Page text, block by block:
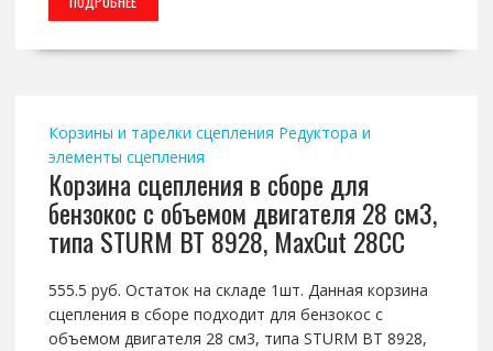
Корзины и тарелки сцепления Редуктора и
элементы сцепления
Корзина сцепления в сборе для
бензокос с объемом двигателя 28 см3,
типа STURM BT 8928, MaxCut 28СС
555.5 руб. Остаток на складе 1шт. Данная корзина
сцепления в сборе подходит для бензокос с
объемом двигателя 28 см3, типа STURM BT 8928,